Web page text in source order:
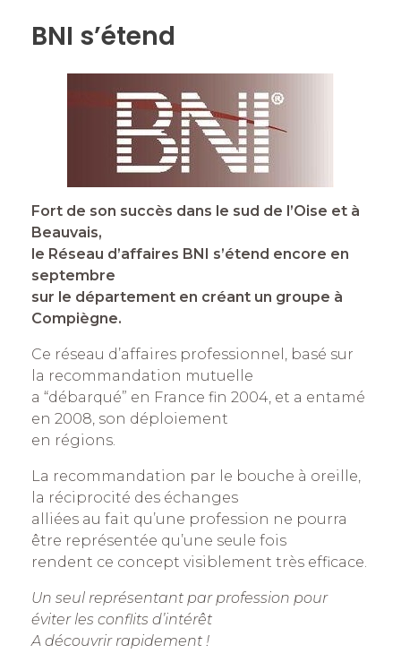
BNI s’étend
Fort de son succès dans le sud de l’Oise et à
Beauvais,
le Réseau d’affaires BNI s’étend encore en
septembre
sur le département en créant un groupe à
Compiègne.
Ce réseau d’affaires professionnel, basé sur
la recommandation mutuelle
a “débarqué” en France fin 2004, et a entamé
en 2008, son déploiement
en régions.
La recommandation par le bouche à oreille,
la réciprocité des échanges
alliées au fait qu’une profession ne pourra
être représentée qu’une seule fois
rendent ce concept visiblement très efficace.
Un seul représentant par profession pour
éviter les conflits d’intérêt
A découvrir rapidement !